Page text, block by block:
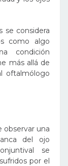
se considera
como algo
condición
más allá de
oftalmólogo
observar una
del ojo
se
por el